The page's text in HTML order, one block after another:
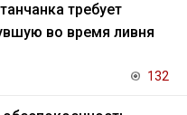
требует
во время ливня
132